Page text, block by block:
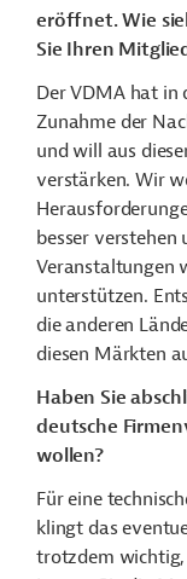
eröffnet. Wie
Sie Ihren
Der VDMA hat in
Zunahme der
und will aus
verstärken. Wir
besser verstehen
Veranstaltungen
unterstützen.
die anderen
diesen Märkten
Haben Sie
deutsche
wollen?
Für eine
klingt das
trotzdem wichtig,